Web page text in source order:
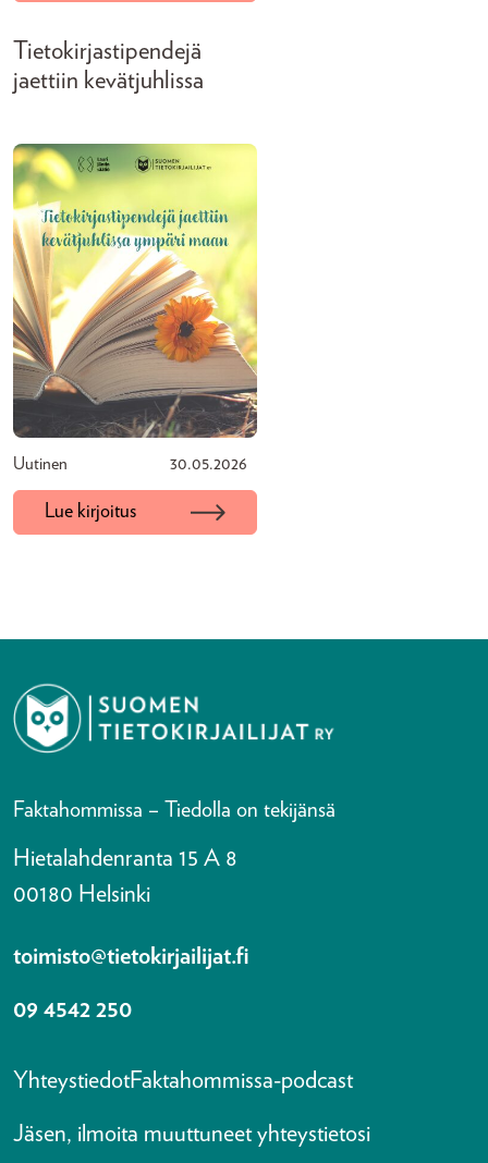
Tietokirjastipendejä
jaettiin kevätjuhlissa
Uutinen 30.05.2026
Lue kirjoitus
Faktahommissa – Tiedolla on tekijänsä
Hietalahdenranta 15 A 8
00180 Helsinki
toimisto@tietokirjailijat.fi
09 4542 250
YhteystiedotFaktahommissa-podcast
Jäsen, ilmoita muuttuneet yhteystietosi